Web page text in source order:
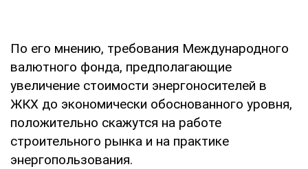
По его мнению, требования Международного
валютного фонда, предполагающие
увеличение стоимости энергоносителей в
ЖКХ до экономически обоснованного уровня,
положительно скажутся на работе
строительного рынка и на практике
энергопользования.